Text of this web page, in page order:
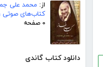
از: محمد علی
کتاب‌های صوتی
۰ صفحه
دانلود کتاب گاندی